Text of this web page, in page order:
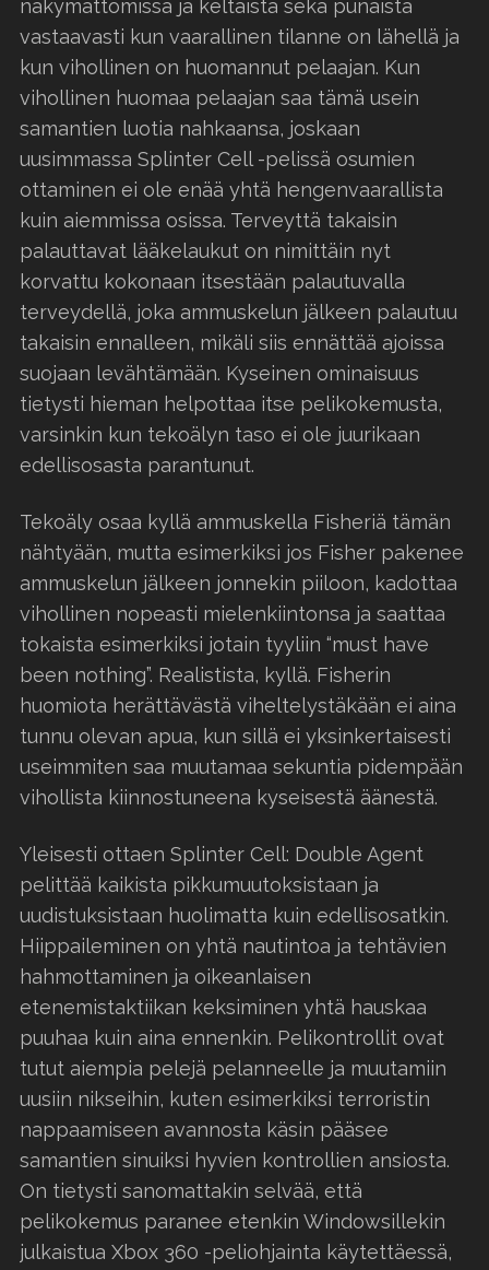
näkymättömissä ja keltaista sekä punaista
vastaavasti kun vaarallinen tilanne on lähellä ja
kun vihollinen on huomannut pelaajan. Kun
vihollinen huomaa pelaajan saa tämä usein
samantien luotia nahkaansa, joskaan
uusimmassa Splinter Cell -pelissä osumien
ottaminen ei ole enää yhtä hengenvaarallista
kuin aiemmissa osissa. Terveyttä takaisin
palauttavat lääkelaukut on nimittäin nyt
korvattu kokonaan itsestään palautuvalla
terveydellä, joka ammuskelun jälkeen palautuu
takaisin ennalleen, mikäli siis ennättää ajoissa
suojaan levähtämään. Kyseinen ominaisuus
tietysti hieman helpottaa itse pelikokemusta,
varsinkin kun tekoälyn taso ei ole juurikaan
edellisosasta parantunut.
Tekoäly osaa kyllä ammuskella Fisheriä tämän
nähtyään, mutta esimerkiksi jos Fisher pakenee
ammuskelun jälkeen jonnekin piiloon, kadottaa
vihollinen nopeasti mielenkiintonsa ja saattaa
tokaista esimerkiksi jotain tyyliin “must have
been nothing”. Realistista, kyllä. Fisherin
huomiota herättävästä viheltelystäkään ei aina
tunnu olevan apua, kun sillä ei yksinkertaisesti
useimmiten saa muutamaa sekuntia pidempään
vihollista kiinnostuneena kyseisestä äänestä.
Yleisesti ottaen Splinter Cell: Double Agent
pelittää kaikista pikkumuutoksistaan ja
uudistuksistaan huolimatta kuin edellisosatkin.
Hiippaileminen on yhtä nautintoa ja tehtävien
hahmottaminen ja oikeanlaisen
etenemistaktiikan keksiminen yhtä hauskaa
puuhaa kuin aina ennenkin. Pelikontrollit ovat
tutut aiempia pelejä pelanneelle ja muutamiin
uusiin nikseihin, kuten esimerkiksi terroristin
nappaamiseen avannosta käsin pääsee
samantien sinuiksi hyvien kontrollien ansiosta.
On tietysti sanomattakin selvää, että
pelikokemus paranee etenkin Windowsillekin
julkaistua Xbox 360 -peliohjainta käytettäessä,